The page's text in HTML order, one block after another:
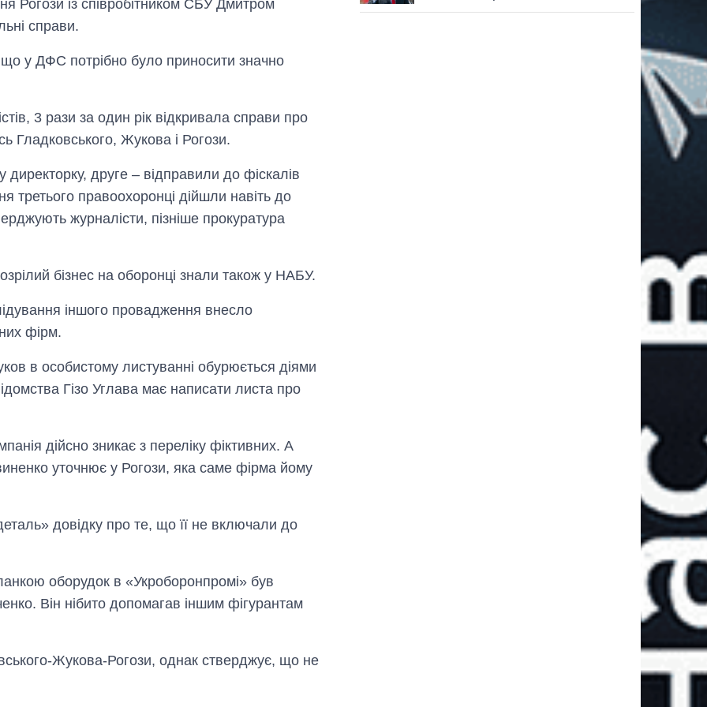
Рогози із співробітником СБУ Дмитром
справи.
що у ДФС потрібно було приносити значно
3 рази за один рік відкривала справи про
Гладковського, Жукова і Рогози.
друге – відправили до фіскалів
третього правоохоронці дійшли навіть до
журналісти, пізніше прокуратура
бізнес на оборонці знали також у НАБУ.
іншого провадження внесло
фірм.
в особистому листуванні обурюється діями
Гізо Углава має написати листа про
дійсно зникає з переліку фіктивних. А
уточнює у Рогози, яка саме фірма йому
довідку про те, що її не включали до
оборудок в «Укроборонпромі» був
Він нібито допомагав іншим фігурантам
Жукова-Рогози, однак стверджує, що не